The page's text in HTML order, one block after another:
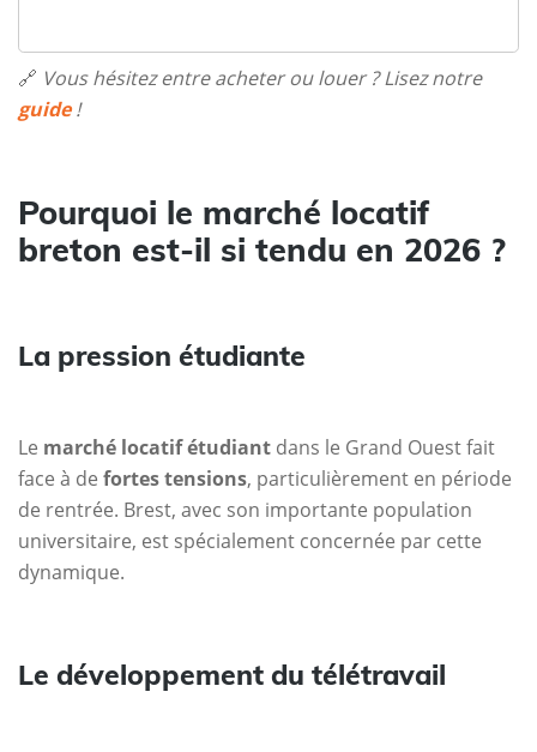
🔗 Vous hésitez entre acheter ou louer ? Lisez notre
guide!
Pourquoi le marché locatif
breton est-il si tendu en 2026 ?
La pression étudiante
Le marché locatif étudiant dans le Grand Ouest fait
face à de fortes tensions, particulièrement en période
de rentrée. Brest, avec son importante population
universitaire, est spécialement concernée par cette
dynamique.
Le développement du télétravail